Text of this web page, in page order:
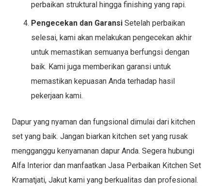
perbaikan struktural hingga finishing yang rapi.
Pengecekan dan Garansi Setelah perbaikan
selesai, kami akan melakukan pengecekan akhir
untuk memastikan semuanya berfungsi dengan
baik. Kami juga memberikan garansi untuk
memastikan kepuasan Anda terhadap hasil
pekerjaan kami.
Dapur yang nyaman dan fungsional dimulai dari kitchen
set yang baik. Jangan biarkan kitchen set yang rusak
mengganggu kenyamanan dapur Anda. Segera hubungi
Alfa Interior dan manfaatkan Jasa Perbaikan Kitchen Set
Kramatjati, Jakut kami yang berkualitas dan profesional.